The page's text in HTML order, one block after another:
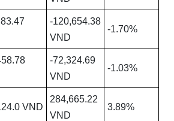
-120,654.38
VND
-1.70%
-72,324.69
VND
-1.03%
VND
284,665.22
VND
3.89%